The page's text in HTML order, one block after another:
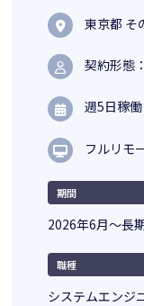
東京都 そ
契約形態
週5日稼働
フルリモ
期間
2026年6月～長
職種
システムエンジ